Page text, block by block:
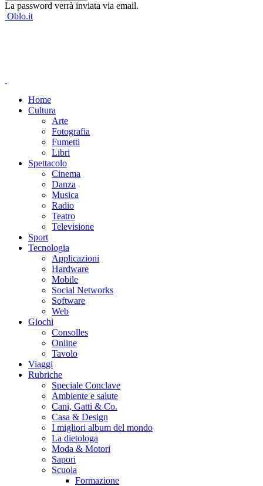
La password verrà inviata via email.
Oblo.it
Home
Cultura
Arte
Fotografia
Fumetti
Libri
Spettacolo
Cinema
Danza
Musica
Radio
Teatro
Televisione
Sport
Tecnologia
Applicazioni
Hardware
Mobile
Social Networks
Software
Web
Giochi
Consolles
Online
Tavolo
Viaggi
Rubriche
Speciale Conclave
Ambiente e salute
Cani, Gatti & Co.
Casa & Design
I migliori album del mondo
La dietologa
Moda & Motori
Sapori
Scuola
Formazione